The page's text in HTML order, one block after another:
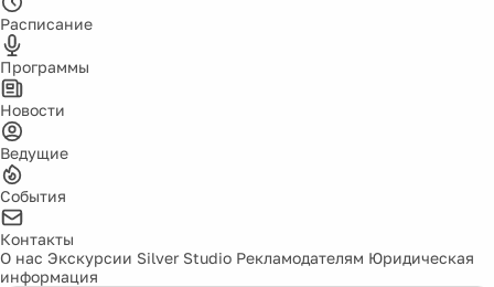
Расписание
Программы
Новости
Ведущие
События
Контакты
О нас Экскурсии Silver Studio Рекламодателям Юридическая
информация